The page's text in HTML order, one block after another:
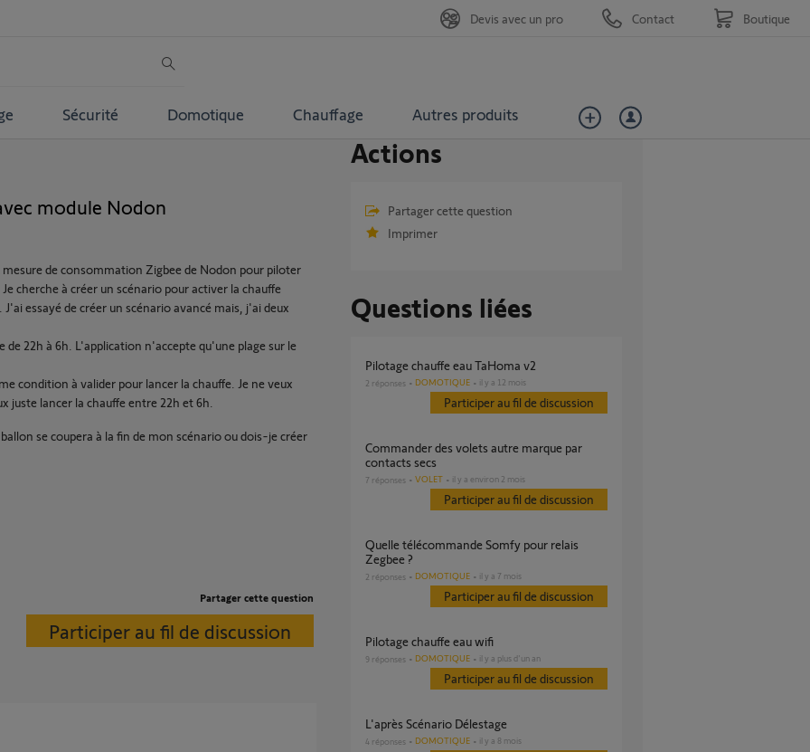
Sécurité Domotique Chauffage Autres produits
Devis avec un pro Contact Boutique
module Nodon
de consommation Zigbee de Nodon pour piloter
cherche à créer un scénario pour activer la chauffe
essayé de créer un scénario avancé mais, j'ai deux
22h à 6h. L'application n'accepte qu'une plage sur le
condition à valider pour lancer la chauffe. Je ne veux
juste lancer la chauffe entre 22h et 6h.
se coupera à la fin de mon scénario ou dois-je créer
Partager cette question
Participer au fil de discussion
Actions
Partager cette question
Imprimer
Questions liées
Pilotage chauffe eau TaHoma v2
2 réponses DOMOTIQUE il y a 12 mois
Participer au fil de discussion
Commander des volets autre marque par
contacts secs
7 réponses VOLET il y a environ 2 mois
Participer au fil de discussion
Quelle télécommande Somfy pour relais
Zegbee ?
2 réponses DOMOTIQUE il y a 7 mois
Participer au fil de discussion
Pilotage chauffe eau wifi
9 réponses DOMOTIQUE il y a plus d'un an
Participer au fil de discussion
L'après Scénario Délestage
4 réponses DOMOTIQUE il y a 8 mois